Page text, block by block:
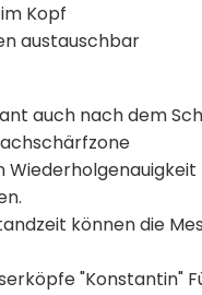
Kopf
austauschbar
auch nach dem
können die
"Konstantin"